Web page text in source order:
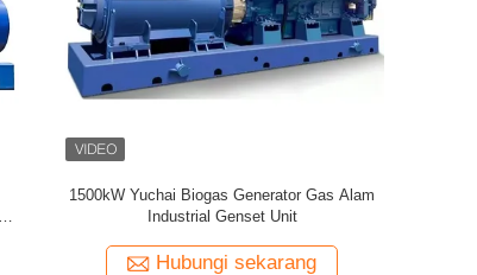
G3512E Caterpillar Mesin Generator Sets
126kW-2500 KW Gas Alam Generator
Hubungi sekarang